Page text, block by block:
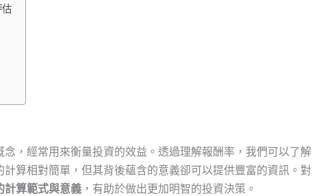
，經常用來衡量投資的效益。透過理解報酬率，我們可以了解
算相對簡單，但其背後蘊含的意義卻可以提供豐富的資訊。對
計算範式與意義，有助於做出更加明智的投資決策。